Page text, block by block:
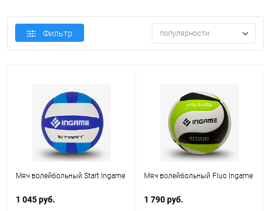
Фильтр популярности
Мяч волейбольный Start Ingame
1 045 руб.
Мяч волейбольный Fluo Ingame
1 790 руб.